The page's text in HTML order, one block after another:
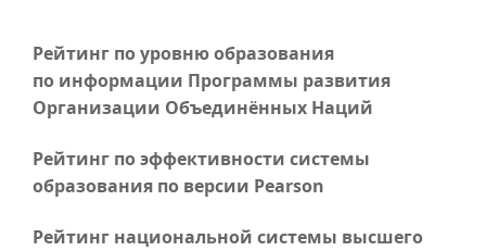
Рейтинг по уровню образования
по информации Программы развития
Организации Объединённых Наций
Рейтинг по эффективности системы
образования по версии Pearson
Рейтинг национальной системы высшего